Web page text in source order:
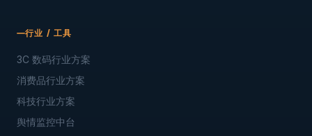
行业 / 工具
3C 数码行业方案
消费品行业方案
科技行业方案
舆情监控中台